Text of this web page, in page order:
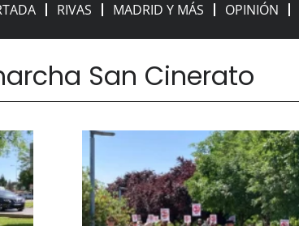
RIVAS MADRID Y MÁS OPINIÓN
San Cinerato